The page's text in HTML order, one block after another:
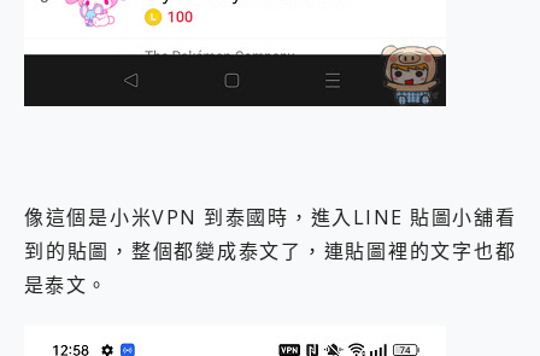
像這個是小米VPN 到泰國時，進入LINE 貼圖小舖看
到的貼圖，整個都變成泰文了，連貼圖裡的文字也都
是泰文。